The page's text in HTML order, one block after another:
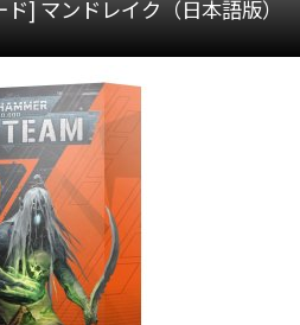
] マンドレイク（日本語版）